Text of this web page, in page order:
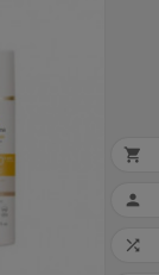


